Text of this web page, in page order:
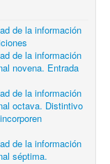
de la información
de la información
novena. Entrada
de la información
octava. Distintivo
de la información
séptima.